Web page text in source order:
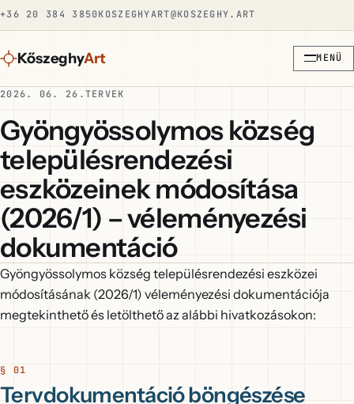
+36 20 384 3850KOSZEGHYART@KOSZEGHY.ART
KőszeghyArt MENÜ
2026. 06. 26.TERVEK
Gyöngyössolymos község
településrendezési
eszközeinek módosítása
(2026/1) – véleményezési
dokumentáció
Gyöngyössolymos község településrendezési eszközei
módosításának (2026/1) véleményezési dokumentációja
megtekinthető és letölthető az alábbi hivatkozásokon:
Tervdokumentáció böngészése